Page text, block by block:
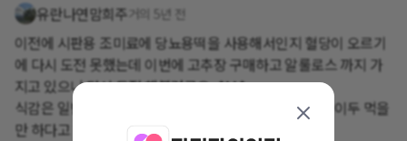
유란나연맘희주 거의 5년 전
이전에 시판용 조미료에 당뇨용떡을 사용해서인지 혈당이 오르기
에 다시 도전 못했는데 이번에 고추장 구매하고 알룰로스 까지 가
지고 있으니 다시 도전 해볼려구요~*^^*
식감은 일반 떡볶이와는 차이가 있지만 비당뇨인 저희아이두 먹을
만 하다고 하더라구요